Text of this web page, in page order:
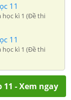
11
học kì 1 (Đề thi
11
học kì 1 (Đề thi
- Xem ngay